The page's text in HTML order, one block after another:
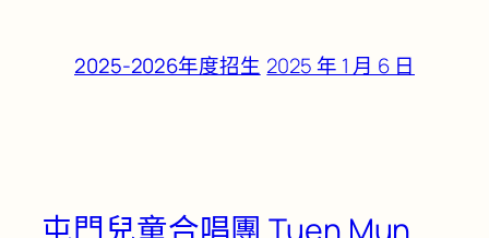
2025-2026年度招生 2025 年 1 月 6 日